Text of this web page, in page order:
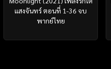
แสงจันทร์ ตอนที่ 1-36 จบ
พากย์ไทย